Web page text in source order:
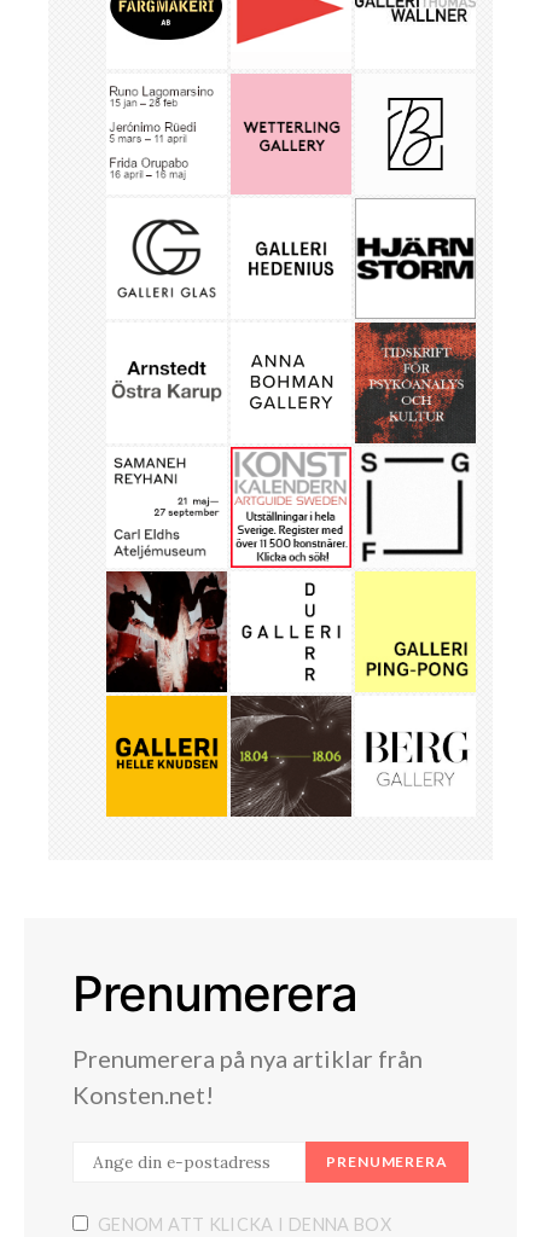
Prenumerera
Prenumerera på nya artiklar från
Konsten.net!
PRENUMERERA
GENOM ATT KLICKA I DENNA BOX